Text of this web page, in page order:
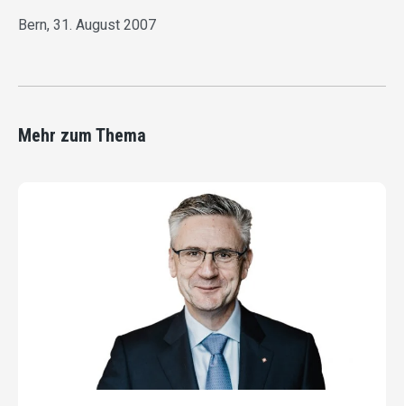
Bern, 31. August 2007
Mehr zum Thema